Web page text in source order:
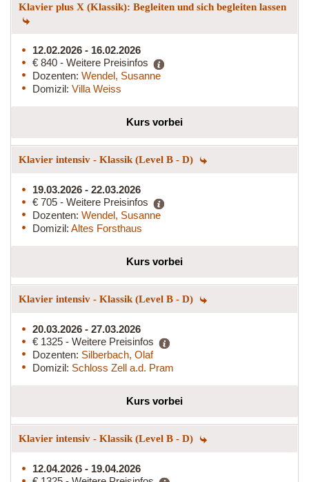
Klavier plus X (Klassik): Begleiten und sich begleiten lassen
12.02.2026 - 16.02.2026
€ 840 - Weitere Preisinfos
Dozenten: Wendel, Susanne
Domizil: Villa Weiss
Kurs vorbei
Klavier intensiv - Klassik (Level B - D)
19.03.2026 - 22.03.2026
€ 705 - Weitere Preisinfos
Dozenten: Wendel, Susanne
Domizil: Altes Forsthaus
Kurs vorbei
Klavier intensiv - Klassik (Level B - D)
20.03.2026 - 27.03.2026
€ 1325 - Weitere Preisinfos
Dozenten: Silberbach, Olaf
Domizil: Schloss Zell a.d. Pram
Kurs vorbei
Klavier intensiv - Klassik (Level B - D)
12.04.2026 - 19.04.2026